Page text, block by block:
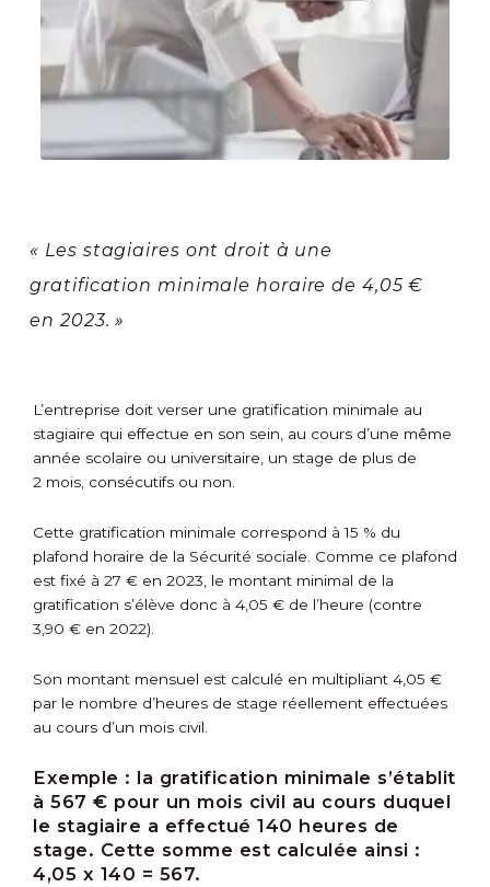
« Les stagiaires ont droit à une
gratification minimale horaire de 4,05 €
en 2023. »
L’entreprise doit verser une gratification minimale au
stagiaire qui effectue en son sein, au cours d’une même
année scolaire ou universitaire, un stage de plus de
2 mois, consécutifs ou non.
Cette gratification minimale correspond à 15 % du
plafond horaire de la Sécurité sociale. Comme ce plafond
est fixé à 27 € en 2023, le montant minimal de la
gratification s’élève donc à 4,05 € de l’heure (contre
3,90 € en 2022).
Son montant mensuel est calculé en multipliant 4,05 €
par le nombre d’heures de stage réellement effectuées
au cours d’un mois civil.
Exemple : la gratification minimale s’établit
à 567 € pour un mois civil au cours duquel
le stagiaire a effectué 140 heures de
stage. Cette somme est calculée ainsi :
4,05 x 140 = 567.